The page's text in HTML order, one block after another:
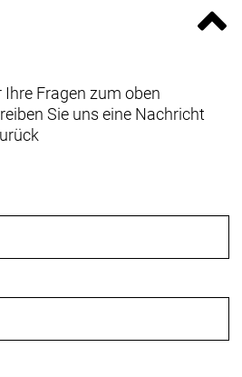
Fragen zum oben
Sie uns eine Nachricht